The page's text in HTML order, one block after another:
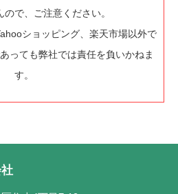
で、ご注意ください。
ショッピング、楽天市場以外で
っても弊社では責任を負いかねま
す。